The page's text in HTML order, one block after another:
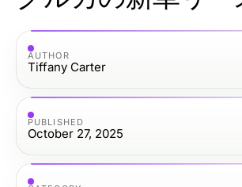
AUTHOR
Tiffany Carter
PUBLISHED
October 27, 2025